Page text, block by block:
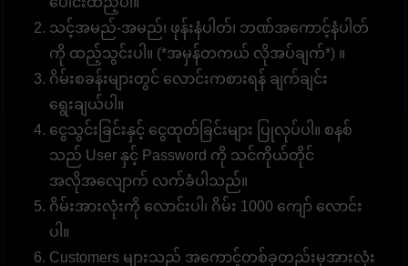
သင့်အမည်-အမည်၊ ဖုန်းနံပါတ်၊ ဘဏ်အကောင့်နံပါတ်
ကို ထည့်သွင်းပါ။ (*အမှန်တကယ် လိုအပ်ချက်*) ။
ဂိမ်းစခန်းများတွင် လောင်းကစားရန် ချက်ချင်း
ရွေးချယ်ပါ။
ငွေသွင်းခြင်းနှင့် ငွေထုတ်ခြင်းများ ပြုလုပ်ပါ။ စနစ်
သည် User နှင့် Password ကို သင်ကိုယ်တိုင်
အလိုအလျောက် လက်ခံပါသည်။
ဂိမ်းအားလုံးကို လောင်းပါ၊ ဂိမ်း 1000 ကျော် လောင်း
ပါ။
Customers များသည် အကောင့်တစ်ခုတည်းမှအားလုံး